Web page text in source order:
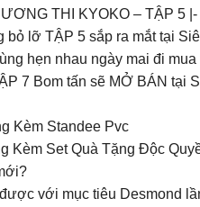
THI KYOKO – TẬP 5
lỡ TẬP 5 sắp ra mắt tại
hẹn nhau ngày mai đi mua
7 Bom tấn sẽ MỞ BÁN tại
Kèm Standee Pvc
Kèm Set Quà Tặng Độc
với mục tiêu Desmond